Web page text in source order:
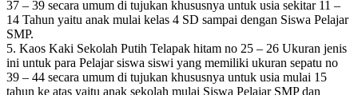
37 – 39 secara umum di tujukan khususnya untuk usia sekitar 11 –
14 Tahun yaitu anak mulai kelas 4 SD sampai dengan Siswa Pelajar
SMP.
5. Kaos Kaki Sekolah Putih Telapak hitam no 25 – 26 Ukuran jenis
ini untuk para Pelajar siswa siswi yang memiliki ukuran sepatu no
39 – 44 secara umum di tujukan khususnya untuk usia mulai 15
tahun ke atas yaitu anak sekolah mulai Siswa Pelajar SMP dan